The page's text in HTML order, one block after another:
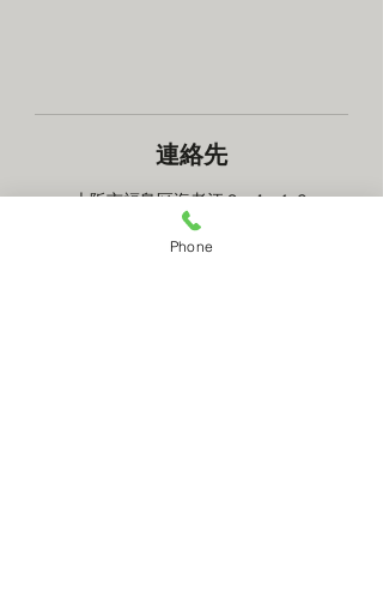
連絡先
大阪市福島区海老江２−４−１６
+ 0661367625
c.h.d.physics@gmai.com
Phone